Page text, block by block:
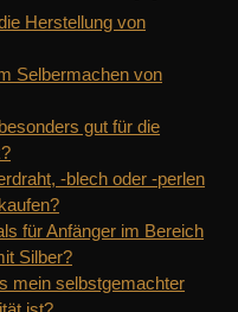
Herstellung von
Selbermachen von
gut für die
-blech oder -perlen
für Anfänger im Bereich
Silber?
mein selbstgemachter